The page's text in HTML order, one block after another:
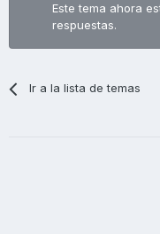
Este tema ahora
respuestas.
Ir a la lista de temas